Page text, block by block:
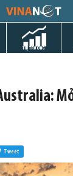
THỊ TRƯỜNG
Tweet